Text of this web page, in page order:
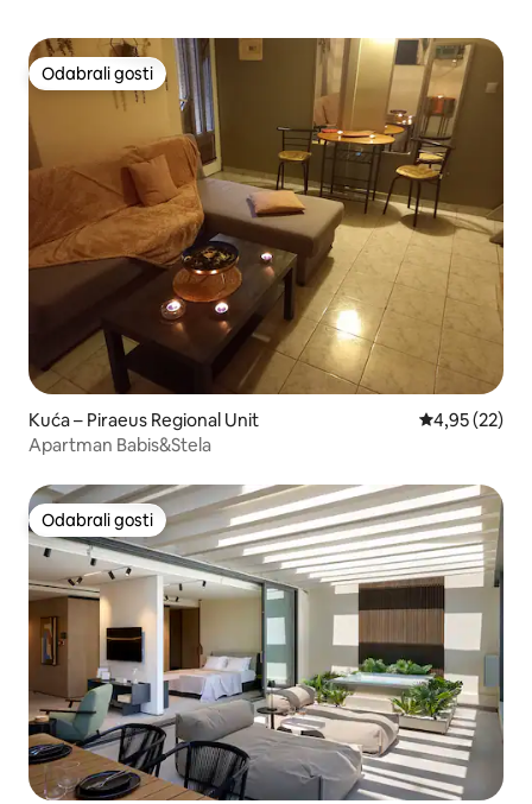
Odabrali gosti
Odabrali gosti
Kuća – Piraeus Regional Unit Prosječna
4,95 (22)
Apartman Babis&Stela
Odabrali gosti
Odabrali gosti